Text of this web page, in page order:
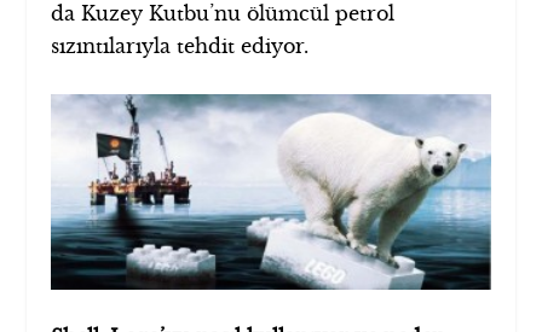
da Kuzey Kutbu’nu ölümcül petrol
sızıntılarıyla tehdit ediyor.